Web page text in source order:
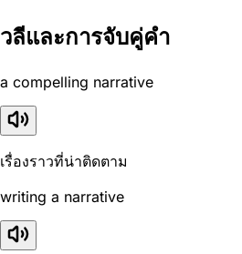
วลีและการจับคู่คำ
a compelling narrative
เรื่องราวที่น่าติดตาม
writing a narrative